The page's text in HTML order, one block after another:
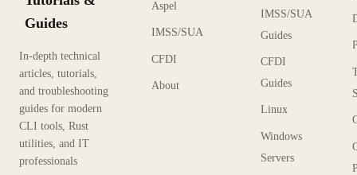
Guides
In-depth technical
articles, tutorials,
and troubleshooting
guides for modern
CLI tools, Rust
utilities, and IT
professionals
Aspel
IMSS/SUA
CFDI
About
IMSS/SUA
Guides
CFDI
Guides
Linux
Windows
Servers